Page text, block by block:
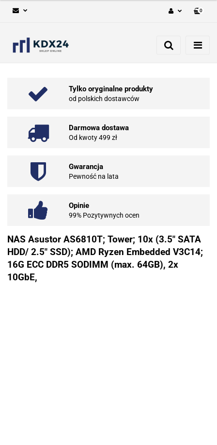
Zarejestruj się
0
Tylko oryginalne produkty
od polskich dostawców
Darmowa dostawa
Od kwoty 499 zł
Gwarancja
Pewność na lata
Opinie
99% Pozytywnych ocen
NAS Asustor AS6810T; Tower; 10x (3.5" SATA
HDD/ 2.5" SSD); AMD Ryzen Embedded V3C14;
16G ECC DDR5 SODIMM (max. 64GB), 2x
10GbE,